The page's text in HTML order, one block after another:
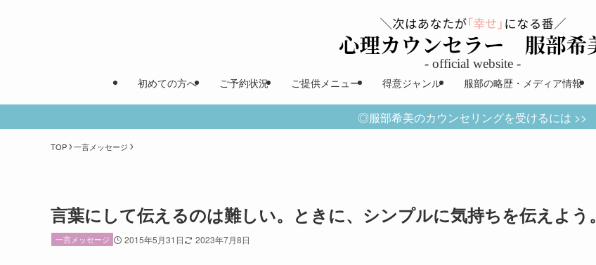
初めての方へ ご予約状況 ご提供メニュー 得意ジャンル 服部の略歴・メディア情報
◎服部希美のカウンセリングを受けるには >>
TOP 一言メッセージ
言葉にして伝えるのは難しい。ときに、シンプルに気持ちを伝えよう。
一言メッセージ 2015年5月31日 2023年7月8日